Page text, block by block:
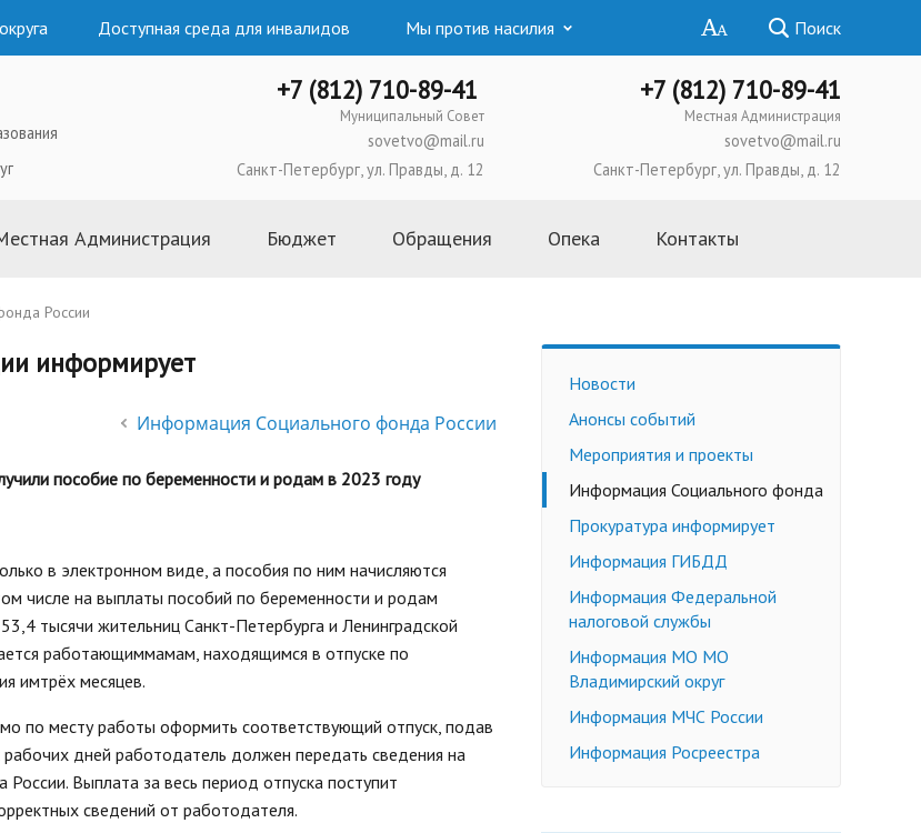
Доступная среда для инвалидов Мы против насилия Поиск
+7 (812) 710-89-41
Муниципальный Совет
sovetvo@mail.ru
+7 (812) 710-89-41
Местная Администрация
sovetvo@mail.ru
Санкт-Петербург, ул. Правды, д. 12
Санкт-Петербург, ул. Правды, д. 12
и
Администрация
Глава Местной Администрации
Администрации
Постановления и распоряжения
Административные регламенты и
Подведомственные организации
ГО и ЧС, профилактика терроризма
Результаты проверок
Статистическая информация
Муниципальный заказ
Муниципальные программы
Содействие малому бизнесу,
потребительский рынок
Информация для мигрантов
Бюджет
2022 год
Обращения Опека
Школа приемных родителей
Усыновление
Трудоустройство
несовершеннолетних
Недееспособные граждане
Эмансипация
Изменение имени и фамилии
несовершеннолетнему до 14 лет
Формы заявлений
Действующее законодательство
Контакты
России
информирует
Информация Социального фонда России
пособие по беременности и родам в 2023 году
в электронном виде, а пособия по ним начисляются
числе на выплаты пособий по беременности и родам
тысячи жительниц Санкт-Петербурга и Ленинградской
работающиммамам, находящимся в отпуске по
имтрёх месяцев.
по месту работы оформить соответствующий отпуск, подав
дней работодатель должен передать сведения на
Выплата за весь период отпуска поступит
сведений от работодателя.
Новости
Анонсы событий
Мероприятия и проекты
Информация Социального фонда
Прокуратура информирует
Информация ГИБДД
Информация Федеральной
налоговой службы
Информация МО МО
Владимирский округ
Информация МЧС России
Информация Росреестра